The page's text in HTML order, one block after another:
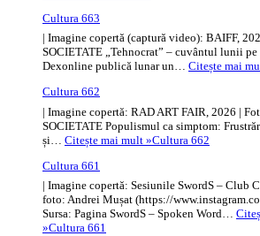
Cultura 663
| Imagine copertă (captură video): BAIFF,
SOCIETATE „Tehnocrat” – cuvântul lunii
Dexonline publică lunar un… Citește mai
Cultura 662
| Imagine copertă: RAD ART FAIR, 2026 |
SOCIETATE Populismul ca simptom:
și… Citește mai mult »Cultura 662
Cultura 661
| Imagine copertă: Sesiunile SwordS – Club
foto: Andrei Mușat (https://
Sursa: Pagina SwordS – Spoken Word…
»Cultura 661